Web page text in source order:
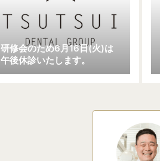
研修会のため6月16日(火)は
午後休診いたします。